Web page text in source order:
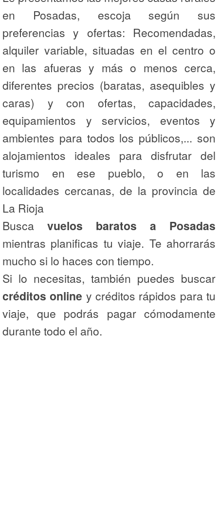
en Posadas, escoja según sus
preferencias y ofertas: Recomendadas,
alquiler variable, situadas en el centro o
en las afueras y más o menos cerca,
diferentes precios (baratas, asequibles y
caras) y con ofertas, capacidades,
equipamientos y servicios, eventos y
ambientes para todos los públicos,... son
alojamientos ideales para disfrutar del
turismo en ese pueblo, o en las
localidades cercanas, de la provincia de
La Rioja
Busca vuelos baratos a Posadas
mientras planificas tu viaje. Te ahorrarás
mucho si lo haces con tiempo.
Si lo necesitas, también puedes buscar
créditos online y créditos rápidos para tu
viaje, que podrás pagar cómodamente
durante todo el año.